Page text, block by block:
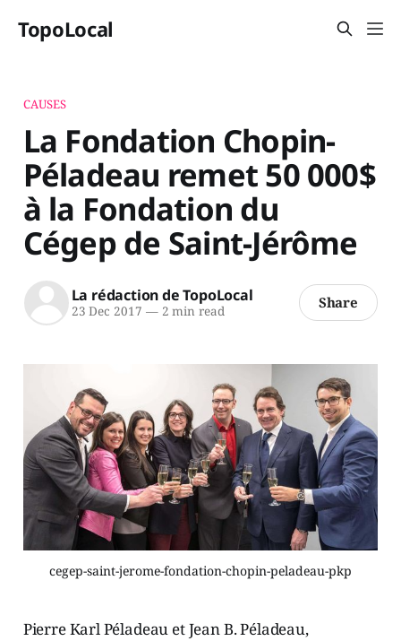
TopoLocal
CAUSES
La Fondation Chopin-
Péladeau remet 50 000$
à la Fondation du
Cégep de Saint-Jérôme
La rédaction de TopoLocal
23 Dec 2017 —2 min read Share
cegep-saint-jerome-fondation-chopin-peladeau-pkp
Pierre Karl Péladeau et Jean B. Péladeau,